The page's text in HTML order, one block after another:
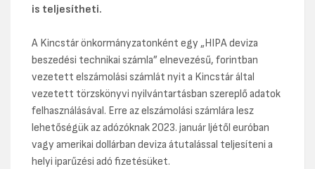
is teljesítheti.
A Kincstár önkormányzatonként egy „HIPA deviza
beszedési technikai számla” elnevezésű, forintban
vezetett elszámolási számlát nyit a Kincstár által
vezetett törzskönyvi nyilvántartásban szereplő adatok
felhasználásával. Erre az elszámolási számlára lesz
lehetőségük az adózóknak 2023. január ljétől euróban
vagy amerikai dollárban deviza átutalással teljesíteni a
helyi iparűzési adó fizetésüket.